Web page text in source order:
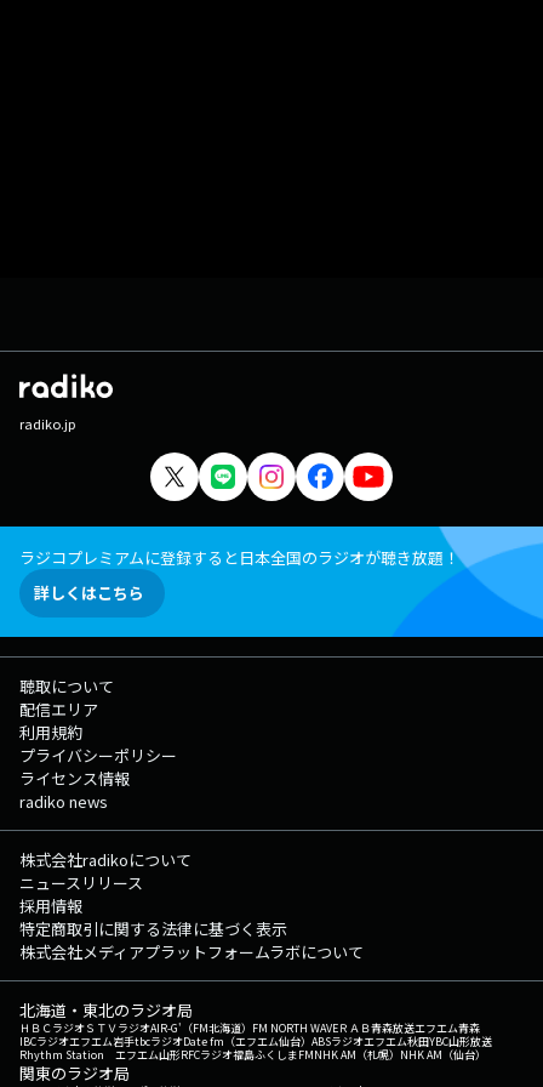
radiko.jp
ラジコプレミアムに登録すると日本全国のラジオが聴き放題！
詳しくはこちら
聴取について
配信エリア
利用規約
プライバシーポリシー
ライセンス情報
radiko news
株式会社radikoについて
ニュースリリース
採用情報
特定商取引に関する法律に基づく表示
株式会社メディアプラットフォームラボについて
北海道・東北のラジオ局
ＨＢＣラジオＳＴＶラジオAIR-G'（FM北海道） FM NORTH WAVEＲＡＢ青森放送エフエム青森
IBCラジオエフエム岩手tbcラジオDate fm（エフエム仙台） ABSラジオエフエム秋田YBC山形放送
Rhythm Station エフエム山形RFCラジオ福島ふくしまFMNHK AM（札幌） NHK AM（仙台）
関東のラジオ局